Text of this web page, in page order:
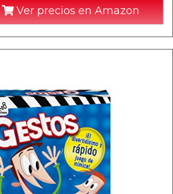
Ver precios en Amazon